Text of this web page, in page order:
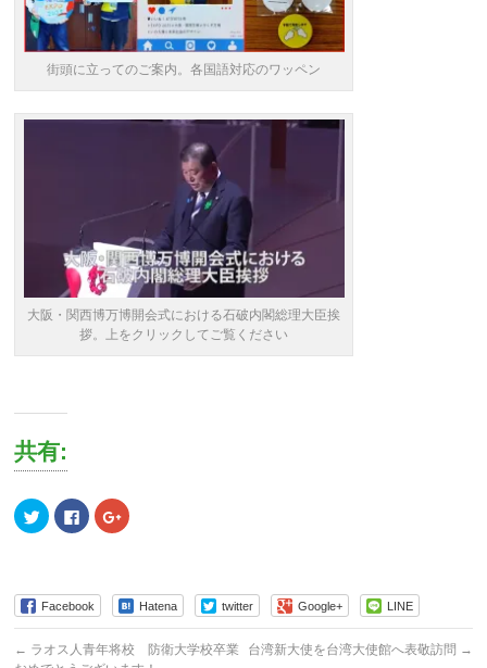
街頭に立ってのご案内。各国語対応のワッペン
大阪・関西博万博開会式における石破内閣総理大臣挨
拶。上をクリックしてご覧ください
共有:
ク
リ
Twitter
で
共
有
(新
し
Facebook
で
に
は
ク
リ
ッ
ク
ク
リ
Google+
で
共
有
(新
し
Facebook Hatena twitter Google+ LINE
← ラオス人青年将校 防衛大学校卒業
台湾新大使を台湾大使館へ表敬訪問 →